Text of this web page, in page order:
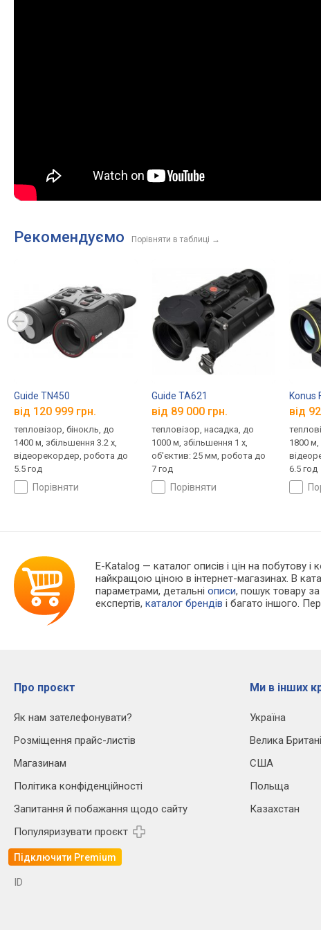
Рекомендуємо Порівняти в таблиці →
Guide TN450
від 120 999 грн.
тепловізор, бінокль, до
1400 м, збільшення 3.2 x,
відеорекордер, робота до
5.5 год
порівняти
Guide TA621
від 89 000 грн.
тепловізор, насадка, до
1000 м, збільшення 1 x,
об'єктив: 25 мм, робота до
7 год
порівняти
Konus
від
1800 м,
6.5 год
E-Katalog — каталог описів і цін на побутову
найкращою ціною в інтернет-магазинах. В
параметрами, детальніописи, пошук товару
експертів,каталог брендів і багато іншого.
Про проєкт
Як нам зателефонувати?
Розміщення прайс-листів
Магазинам
Політика конфіденційності
Запитання й побажання щодо сайту
Популяризувати проєкт
Підключити Premium
Ми в інших
Україна
Велика
США
Польща
Казахстан
ID